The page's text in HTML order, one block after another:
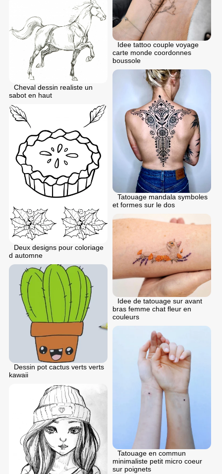
Idee tattoo couple voyage
carte monde coordonnes
boussole
Cheval dessin realiste un
sabot en haut
Tatouage mandala symboles
et formes sur le dos
Deux designs pour coloriage
d automne
Idee de tatouage sur avant
bras femme chat fleur en
couleurs
Dessin pot cactus verts verts
kawaii
Tatouage en commun
minimaliste petit micro coeur
sur poignets